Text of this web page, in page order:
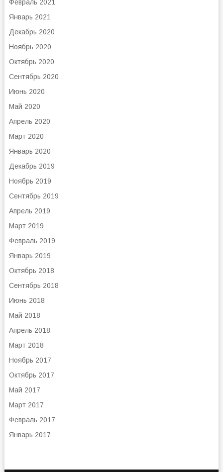
Февраль 2021
Январь 2021
Декабрь 2020
Ноябрь 2020
Октябрь 2020
Сентябрь 2020
Июнь 2020
Май 2020
Апрель 2020
Март 2020
Январь 2020
Декабрь 2019
Ноябрь 2019
Сентябрь 2019
Апрель 2019
Март 2019
Февраль 2019
Январь 2019
Октябрь 2018
Сентябрь 2018
Июнь 2018
Май 2018
Апрель 2018
Март 2018
Ноябрь 2017
Октябрь 2017
Май 2017
Март 2017
Февраль 2017
Январь 2017